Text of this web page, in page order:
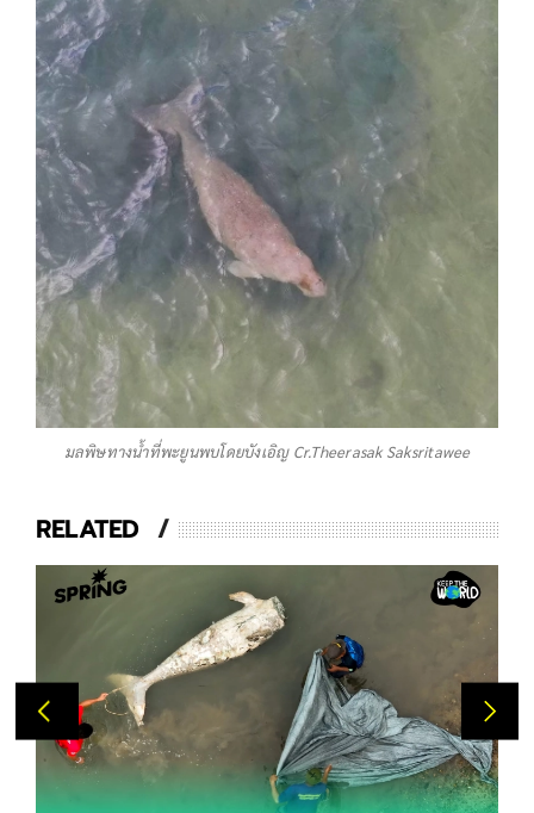
มลพิษทางน้ำที่พะยูนพบโดยบังเอิญ Cr.Theerasak Saksritawee
RELATED